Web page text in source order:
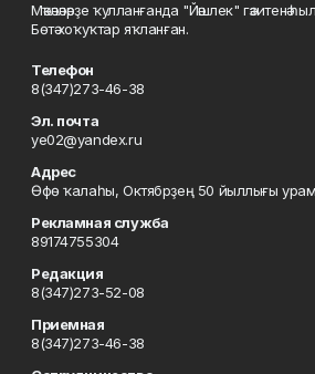
Мәҡәләләрҙе ҡулланғанда "Йәшлек" гәзитенә
Бөтә хоҡуҡтар яҡланған.
Телефон
8(347)273-46-38
Эл. почта
ye02@yandex.ru
Адрес
Өфө ҡалаһы, Октябрҙең 50 йыллығы
Рекламная служба
89174755304
Редакция
8(347)273-52-08
Приемная
8(347)273-46-38